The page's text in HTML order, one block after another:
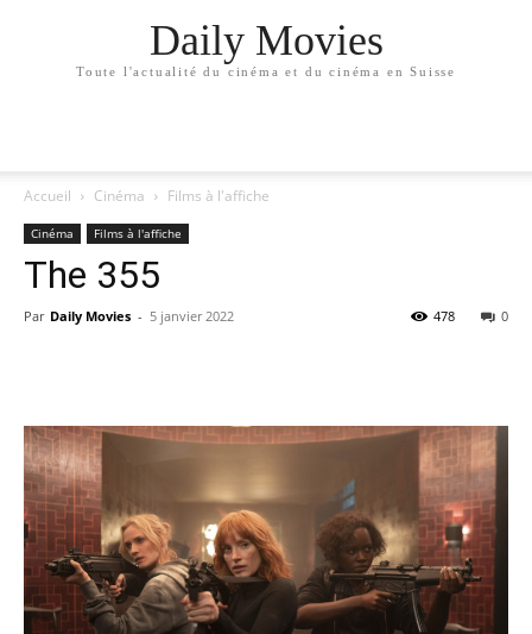
Daily Movies
Toute l'actualité du cinéma et du cinéma en Suisse
Accueil Cinéma Films à l'affiche
Cinéma Films à l'affiche
The 355
Par Daily Movies - 5 janvier 2022 0
478